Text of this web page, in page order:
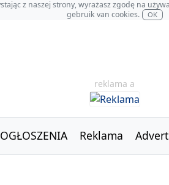
z naszej strony, wyrażasz zgodę na
gebruik van cookies.
OK
reklama a
OGŁOSZENIA Reklama